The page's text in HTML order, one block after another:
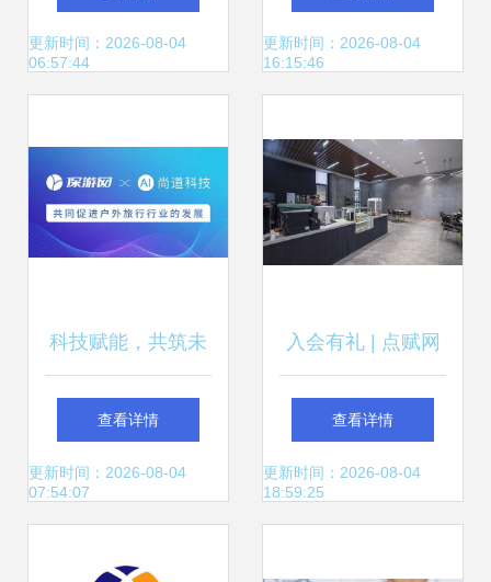
能产业升级
更新时间：2026-08-04
06:57:44
能科技伴您月圆时
更新时间：2026-08-04
16:15:46
科技赋能，共筑未
来 保游网与尚道科
技战略合作引领户
查看详情
更新时间：2026-08-04
07:54:07
入会有礼 | 点赋网
络科技公司开业，
技术开发助力荆州
查看详情
更新时间：2026-08-04
18:59:25